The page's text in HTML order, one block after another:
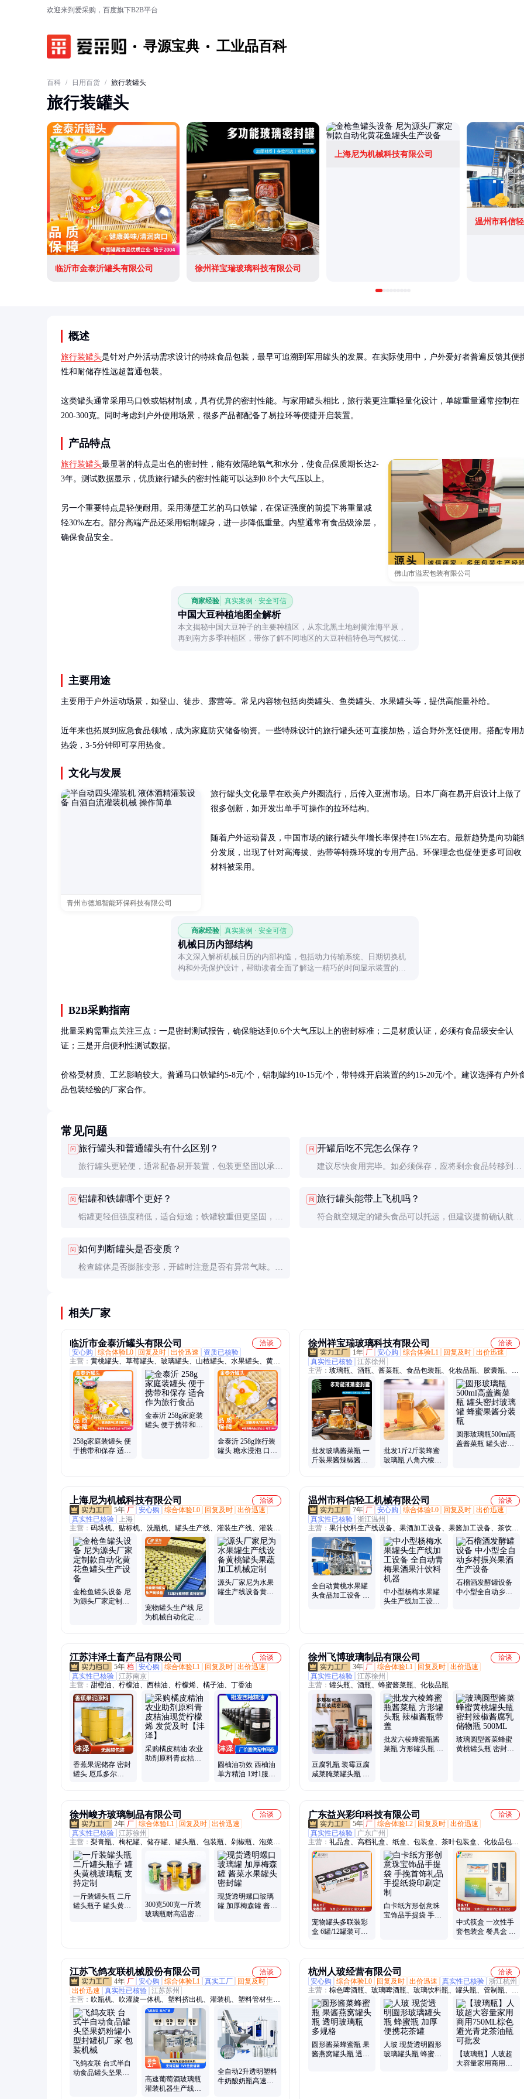
欢迎来到爱采购，百度旗下B2B平台
寻源宝典 工业品百科
百科 / 日用百货 / 旅行装罐头
旅行装罐头
临沂市金泰沂罐头有限公司 徐州祥宝瑞玻璃科技有限公司
上海尼为机械科技有限公司
温州市科信
概述
旅行装罐头是针对户外活动需求设计的特殊食品包装，最早可追溯到军用罐头的发展。在实际使用中，户外爱好者普遍反馈其便
性和耐储存性远超普通包装。
这类罐头通常采用马口铁或铝材制成，具有优异的密封性能。与家用罐头相比，旅行装更注重轻量化设计，单罐重量通常控制在
200-300克。同时考虑到户外使用场景，很多产品都配备了易拉环等便捷开启装置。
产品特点
佛山市溢宏包装有限公司
旅行装罐头最显著的特点是出色的密封性，能有效隔绝氧气和水分，使食品保质期长达2-
3年。测试数据显示，优质旅行罐头的密封性能可以达到0.8个大气压以上。
另一个重要特点是轻便耐用。采用薄壁工艺的马口铁罐，在保证强度的前提下将重量减
轻30%左右。部分高端产品还采用铝制罐身，进一步降低重量。内壁通常有食品级涂层，
确保食品安全。
商家经验 真实案例 · 安全可信
中国大豆种植地图全解析
本文揭秘中国大豆种子的主要种植区，从东北黑土地到黄淮海平原，
再到南方多季种植区，带你了解不同地区的大豆种植特色与气候优
主要用途
主要用于户外运动场景，如登山、徒步、露营等。常见内容物包括肉类罐头、鱼类罐头、水果罐头等，提供高能量补给。
近年来也拓展到应急食品领域，成为家庭防灾储备物资。一些特殊设计的旅行罐头还可直接加热，适合野外烹饪使用。搭配专用
热袋，3-5分钟即可享用热食。
文化与发展
青州市德旭智能环保科技有限公司
旅行罐头文化最早在欧美户外圈流行，后传入亚洲市场。日本厂商在易开启设计上做了
很多创新，如开发出单手可操作的拉环结构。
随着户外运动普及，中国市场的旅行罐头年增长率保持在15%左右。最新趋势是向功能
分发展，出现了针对高海拔、热带等特殊环境的专用产品。环保理念也促使更多可回收
材料被采用。
商家经验 真实案例 · 安全可信
机械日历内部结构
本文深入解析机械日历的内部构造，包括动力传输系统、日期切换机
构和外壳保护设计，帮助读者全面了解这一精巧的时间显示装置的工
B2B采购指南
批量采购需重点关注三点：一是密封测试报告，确保能达到0.6个大气压以上的密封标准；二是材质认证，必须有食品级安全认
证；三是开启便利性测试数据。
价格受材质、工艺影响较大。普通马口铁罐约5-8元/个，铝制罐约10-15元/个，带特殊开启装置的约15-20元/个。建议选择有户外
品包装经验的厂家合作。
常见问题
问 旅行罐头和普通罐头有什么区别？
旅行罐头更轻便，通常配备易开装置，包装更坚固以承受
问 开罐后吃不完怎么保存？
建议尽快食用完毕。如必须保存，应将剩余食品转移到密
问 铝罐和铁罐哪个更好？
铝罐更轻但强度稍低，适合短途；铁罐较重但更坚固，适
问 旅行罐头能带上飞机吗？
符合航空规定的罐头食品可以托运，但建议提前确认航空
问 如何判断罐头是否变质？
检查罐体是否膨胀变形，开罐时注意是否有异常气味。任
相关厂家
临沂市金泰沂罐头有限公司
洽谈
安心购
综合体验L0 回复及时 出价迅速
资质已核验
主营： 黄桃罐头、草莓罐头、玻璃罐头、山楂罐头、水果罐头、黄桃
丁罐头、玻璃瓶、新鲜黄桃、真心杯黄桃
258g家庭装罐头 便
于携带和保存 适合
金泰沂 258g家庭装
罐头 便于携带和保
金泰沂 258g旅行装
罐头 糖水浸泡 口感
徐州祥宝瑞玻璃科技有限公司
洽谈
1年 厂 安心购 综合体验L1 回复及时 出价迅速
真实性已核验 江苏徐州
主营： 玻璃瓶、酒瓶、酱菜瓶、食品包装瓶、化妆品瓶、胶囊瓶、香
薰瓶、饮料瓶、橄榄油瓶、燕窝瓶、储物罐、蜡烛杯、膏霜瓶、洗手
液瓶、喷雾瓶、咖啡瓶、奶瓶、水杯、精油瓶
批发玻璃酱菜瓶 一
斤装果酱辣椒酱瓶
批发1斤2斤装蜂蜜
玻璃瓶 八角六棱密
圆形玻璃瓶500ml高
盖酱菜瓶 罐头密封
上海尼为机械科技有限公司
洽谈
5年 厂 安心购 综合体验L0 回复及时 出价迅速
真实性已核验
上海
主营： 码垛机、贴标机、洗瓶机、罐头生产线、灌装生产线、灌装
机、真空包装机、装箱机、洗筐机、输送线
金枪鱼罐头设备 尼
为源头厂家定制款
宠物罐头生产线 尼
为机械自动化定制
源头厂家尼为水果
罐生产线设备黄桃
温州市科信轻工机械有限公司
洽谈
7年 厂 安心购 综合体验L0 回复及时 出价迅速
真实性已核验 浙江温州
主营： 果汁饮料生产线设备、果酒加工设备、果酱加工设备、茶饮料
萃取灌装生产线、水果罐头加工设备、成套饮料生产线设备、水果酿
造果醋设备、食用醋加工设备、果汁前处理设备、果酒发酵罐设备、
液态肥加工设备、生物发酵设备、定做304316发酵罐、秋梨膏设备、
枇杷膏生产线设备、果汁饮料加工设备、成套果酒生产线、果酱生产
线设备、果醋生产线定制、水果酵素加工设备、植物酵素生产线、豆
浆豆奶生产线设备、植物蛋白饮料生产线设备、红枣汁红枣酒设备、
杨梅汁杨梅醋设备
全自动黄桃水果罐
头食品加工设备 中
中小型杨梅水果罐
头生产线加工设备
石榴酒发酵罐设备
中小型全自动乡村
江苏沣泽土畜产品有限公司
洽谈
5年 档 安心购 综合体验L1 回复及时 出价迅速
真实性已核验 江苏南京
主营： 甜橙油、柠檬油、西柚油、柠檬烯、橘子油、丁香油
香蕉果泥储存 密封
罐头 厄瓜多尔
采购橘皮精油 农业
助剂原料青皮桔油
圆柚油功效 西柚油
单方精油 1对1服务
徐州飞博玻璃制品有限公司
洽谈
3年 厂 综合体验L1 回复及时 出价迅速
真实性已核验 江苏徐州
主营： 罐头瓶、酒瓶、蜂蜜酱菜瓶、化妆品瓶
豆腐乳瓶 装霉豆腐
咸菜腌菜罐头瓶 酱
批发六棱蜂蜜瓶酱
菜瓶 方形罐头瓶 辣
玻璃圆型酱菜蜂蜜
黄桃罐头瓶 密封辣
徐州峻齐玻璃制品有限公司
洽谈
2年 厂 综合体验L1 回复及时 出价迅速
真实性已核验 江苏徐州
主营： 梨膏瓶、枸杞罐、储存罐、罐头瓶、包装瓶、剁椒瓶、泡菜
瓶、麻油瓶、腐乳瓶、精油瓶、组培瓶、白酒瓶、果酒瓶、膏滋瓶、
走珠瓶、酱菜瓶、果酱瓶、储物罐、酸奶杯、药粉瓶、培养瓶、香油
瓶、酵素瓶、药膏瓶、豆腐瓶
一斤装罐头瓶 二斤
罐头瓶子 罐头黄桃
300克500克一斤装
玻璃瓶耐高温密封
现货透明螺口玻璃
罐 加厚梅森罐 酱菜
广东益兴彩印科技有限公司
洽谈
5年 厂 综合体验L2 回复及时 出价迅速
真实性已核验
广东广州
主营： 礼品盒、高档礼盒、纸盒、包装盒、茶叶包装盒、化妆品包装
盒、保健品包装盒、蛋糕盒、日历、台历、红包、利是封、贺卡、药
盒、手提袋、酒盒、牙膏盒、防伪标、PVC胶盒、不干胶、证书、吊
牌、月饼盒、画册、刮刮银
宠物罐头多联装彩
盒 6罐/12罐装可选
白卡纸方形创意珠
宝饰品手提袋 手挽
中式筷盒 一次性手
套包装盒 餐具盒 酒
江苏飞鸽友联机械股份有限公司
洽谈
4年 厂 安心购 综合体验L1 真实工厂
回复及时
出价迅速
真实性已核验 江苏苏州
主营： 吹瓶机、吹灌旋一体机、塑料挤出机、灌装机、塑料管材生产
线、塑料型材生产线
飞鸽友联 台式半自
动食品罐头坚果奶
高速葡萄酒玻璃瓶
灌装机器生产线
全自动2升透明塑料
牛奶酸奶瓶高速吹
杭州人玻经营有限公司
洽谈
安心购
综合体验L0 回复及时 出价迅速 真实性已核验 浙江杭州
主营： 棕色啤酒瓶、玻璃啤酒瓶、玻璃饮料瓶、罐头瓶、管制瓶、溶
剂瓶、营养液瓶、精油瓶、异形瓶系列、药瓶系列
圆形酱菜蜂蜜瓶 果
酱燕窝罐头瓶 透明
人玻 现货透明圆形
玻璃罐头瓶 蜂蜜瓶
【玻璃瓶】人玻超
大容量家用商用